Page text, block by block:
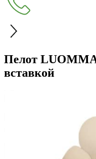
Пелот
вставкой